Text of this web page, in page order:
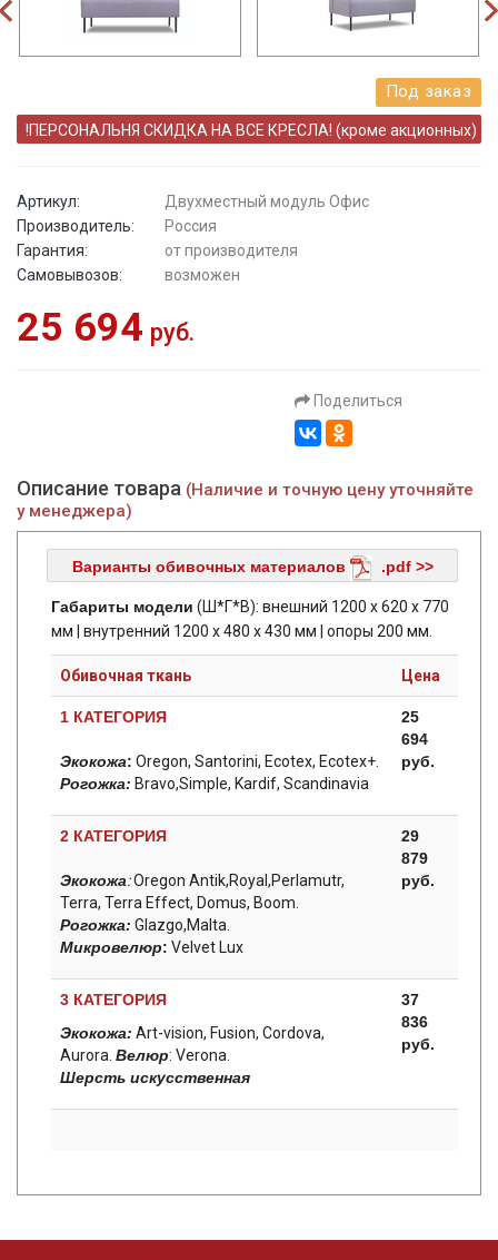
Под заказ
!ПЕРСОНАЛЬНЯ СКИДКА НА ВСЕ КРЕСЛА! (кроме акционных)
Артикул:
Двухместный модуль Офис
Производитель:
Россия
Гарантия:
от производителя
Самовывозов:
возможен
25 694 руб.
Поделиться
Описание товара (Наличие и точную цену уточняйте
у менеджера)
Варианты обивочных материалов .pdf >>
Габариты модели (Ш*Г*В): внешний 1200 х 620 х 770
мм | внутренний 1200 х 480 х 430 мм | опоры 200 мм.
Обивочная ткань Цена
1 КАТЕГОРИЯ
Экокожа: Oregon, Santorini, Ecotex, Ecotex+.
Рогожка: Bravo,Simple, Kardif, Scandinavia
25
694
руб.
2 КАТЕГОРИЯ
Экокожа:Oregon Antik,Royal,Perlamutr,
Terra, Terra Effect, Domus, Boom.
Рогожка: Glazgo,Malta.
Микровелюр: Velvet Lux
29
879
руб.
3 КАТЕГОРИЯ
Экокожа: Art-vision, Fusion, Cordova,
Aurora. Велюр: Verona.
Шерсть искусственная
37
836
руб.